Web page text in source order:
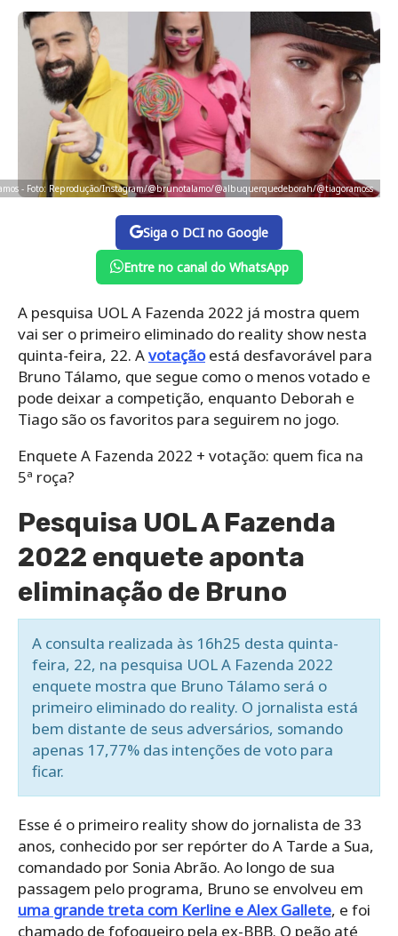
- Foto: Reprodução/Instagram/@brunotalamo/@albuquerquedeborah/@tiagoramoss
Siga o DCI no Google
Entre no canal do WhatsApp
A pesquisa UOL A Fazenda 2022 já mostra quem
vai ser o primeiro eliminado do reality show nesta
quinta-feira, 22. Avotaçãoestá desfavorável para
Bruno Tálamo, que segue como o menos votado e
pode deixar a competição, enquanto Deborah e
Tiago são os favoritos para seguirem no jogo.
Enquete A Fazenda 2022 + votação: quem fica na
5ª roça?
Pesquisa UOL A Fazenda
2022 enquete aponta
eliminação de Bruno
A consulta realizada às 16h25 desta quinta-
feira, 22, na pesquisa UOL A Fazenda 2022
enquete mostra que Bruno Tálamo será o
primeiro eliminado do reality. O jornalista está
bem distante de seus adversários, somando
apenas 17,77% das intenções de voto para
ficar.
Esse é o primeiro reality show do jornalista de 33
anos, conhecido por ser repórter do A Tarde a Sua,
comandado por Sonia Abrão. Ao longo de sua
passagem pelo programa, Bruno se envolveu em
uma grande treta com Kerline e Alex Gallete, e foi
chamado de fofoqueiro pela ex-BBB. O peão até